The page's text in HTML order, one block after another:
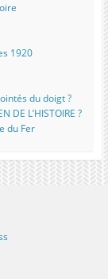
1920
du doigt ?
DE L’HISTOIRE ?
du Fer